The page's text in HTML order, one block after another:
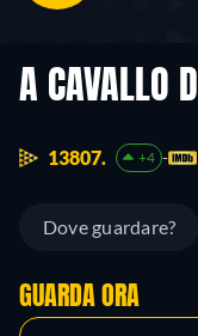
A CAVALLO
13807. +4
Dove guardare?
GUARDA ORA